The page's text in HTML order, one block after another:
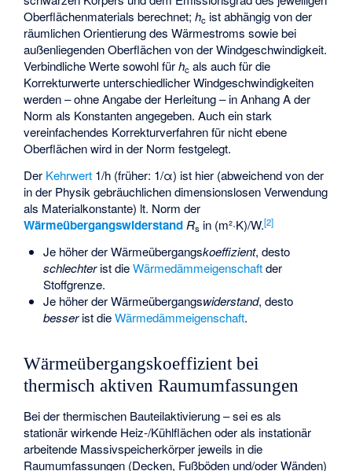
Oberflächenmaterials berechnet;hc ist abhängig von der
räumlichen Orientierung des Wärmestroms sowie bei
außenliegenden Oberflächen von der Windgeschwindigkeit.
Verbindliche Werte sowohl fürhc als auch für die
Korrekturwerte unterschiedlicher Windgeschwindigkeiten
werden – ohne Angabe der Herleitung – in Anhang A der
Norm als Konstanten angegeben. Auch ein stark
vereinfachendes Korrekturverfahren für nicht ebene
Oberflächen wird in der Norm festgelegt.
Der Kehrwert 1/h (früher: 1/α) ist hier (abweichend von der
in der Physik gebräuchlichen dimensionslosen Verwendung
als Materialkonstante) lt. Norm der
Wärmeübergangswiderstand Rs in (m²·K)/W.[2]
Je höher der Wärmeübergangskoeffizient, desto
schlechterist dieWärmedämmeigenschaftder
Stoffgrenze.
Je höher der Wärmeübergangswiderstand, desto
besserist dieWärmedämmeigenschaft.
Wärmeübergangskoeffizient bei
thermisch aktiven Raumumfassungen
Bei der thermischen Bauteilaktivierung – sei es als
stationär wirkende Heiz-/Kühlflächen oder als instationär
arbeitende Massivspeicherkörper jeweils in die
Raumumfassungen (Decken, Fußböden und/oder Wänden)